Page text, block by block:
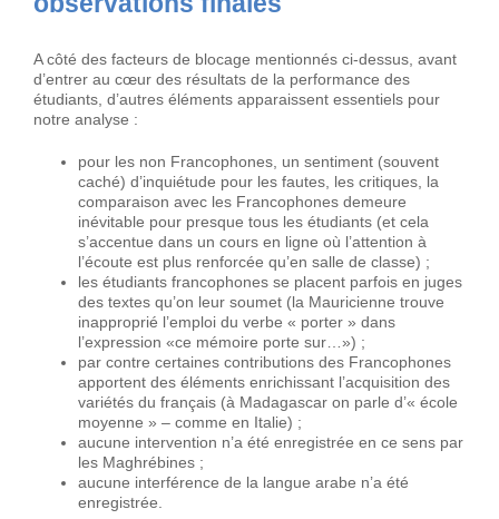
A côté des facteurs de blocage mentionnés ci-dessus, avant
d’entrer au cœur des résultats de la performance des
étudiants, d’autres éléments apparaissent essentiels pour
notre analyse :
pour les non Francophones, un sentiment (souvent
caché) d’inquiétude pour les fautes, les critiques, la
comparaison avec les Francophones demeure
inévitable pour presque tous les étudiants (et cela
s’accentue dans un cours en ligne où l’attention à
l’écoute est plus renforcée qu’en salle de classe) ;
les étudiants francophones se placent parfois en juges
des textes qu’on leur soumet (la Mauricienne trouve
inapproprié l’emploi du verbe « porter » dans
l’expression «ce mémoire porte sur…») ;
par contre certaines contributions des Francophones
apportent des éléments enrichissant l’acquisition des
variétés du français (à Madagascar on parle d’« école
moyenne » – comme en Italie) ;
aucune intervention n’a été enregistrée en ce sens par
les Maghrébines ;
aucune interférence de la langue arabe n’a été
enregistrée.